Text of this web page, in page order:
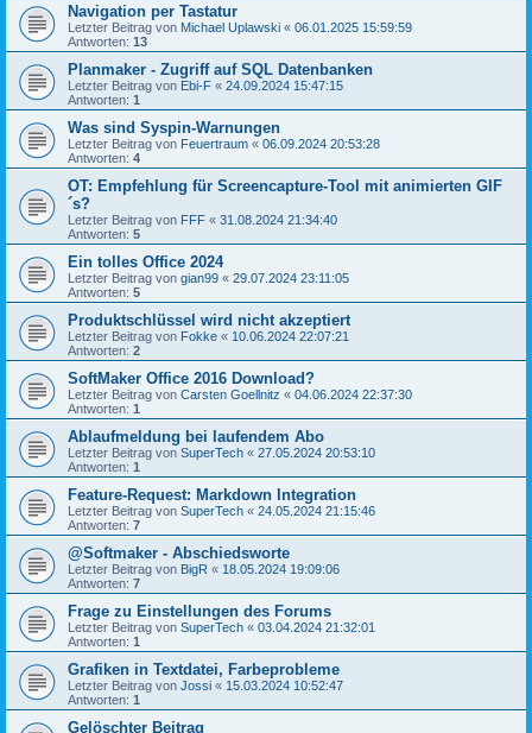
Navigation per Tastatur
Letzter Beitrag von Michael Uplawski « 06.01.2025 15:59:59
Antworten: 13
Planmaker - Zugriff auf SQL Datenbanken
Letzter Beitrag von Ebi-F « 24.09.2024 15:47:15
Antworten: 1
Was sind Syspin-Warnungen
Letzter Beitrag von Feuertraum « 06.09.2024 20:53:28
Antworten: 4
OT: Empfehlung für Screencapture-Tool mit animierten GIF
´s?
Letzter Beitrag von FFF « 31.08.2024 21:34:40
Antworten: 5
Ein tolles Office 2024
Letzter Beitrag von gian99 « 29.07.2024 23:11:05
Antworten: 5
Produktschlüssel wird nicht akzeptiert
Letzter Beitrag von Fokke « 10.06.2024 22:07:21
Antworten: 2
SoftMaker Office 2016 Download?
Letzter Beitrag von Carsten Goellnitz « 04.06.2024 22:37:30
Antworten: 1
Ablaufmeldung bei laufendem Abo
Letzter Beitrag von SuperTech « 27.05.2024 20:53:10
Antworten: 1
Feature-Request: Markdown Integration
Letzter Beitrag von SuperTech « 24.05.2024 21:15:46
Antworten: 7
@Softmaker - Abschiedsworte
Letzter Beitrag von BigR « 18.05.2024 19:09:06
Antworten: 7
Frage zu Einstellungen des Forums
Letzter Beitrag von SuperTech « 03.04.2024 21:32:01
Antworten: 1
Grafiken in Textdatei, Farbeprobleme
Letzter Beitrag von Jossi « 15.03.2024 10:52:47
Antworten: 1
Gelöschter Beitrag